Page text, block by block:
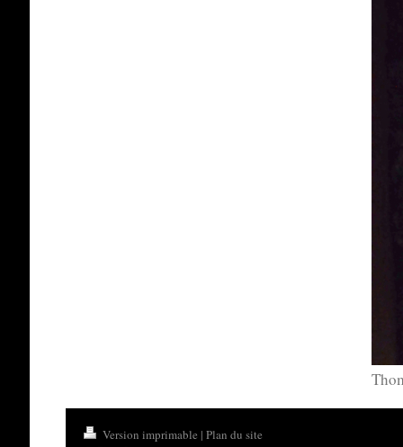
Version imprimable | Plan du site